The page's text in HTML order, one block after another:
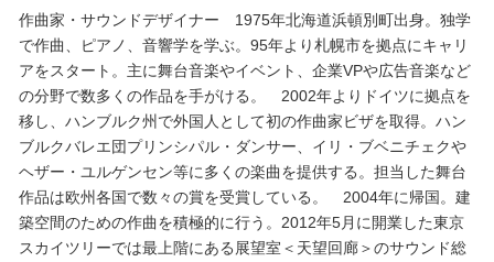
作曲家・サウンドデザイナー 1975年北海道浜頓別町出身。独学
で作曲、ピアノ、音響学を学ぶ。95年より札幌市を拠点にキャリ
アをスタート。主に舞台音楽やイベント、企業VPや広告音楽など
の分野で数多くの作品を手がける。 2002年よりドイツに拠点を
移し、ハンブルク州で外国人として初の作曲家ビザを取得。ハン
ブルクバレエ団プリンシパル・ダンサー、イリ・ブベニチェクや
ヘザー・ユルゲンセン等に多くの楽曲を提供する。担当した舞台
作品は欧州各国で数々の賞を受賞している。 2004年に帰国。建
築空間のための作曲を積極的に行う。2012年5月に開業した東京
スカイツリーでは最上階にある展望室＜天望回廊＞のサウンド総